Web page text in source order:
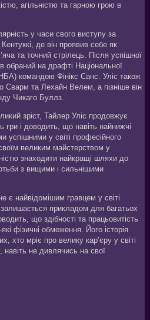
агільністю та гарною грою в
у часи свого виступу за
де він проявив себе як
та точний стрілець. Після успішної
обраний на драфті Національної
командою Фінікс Санс. Уліс також
Сварм та Лехайн Велем, а пізніше він
Чикаго Буллз.
зріст, Тайлер Уліс продовжує
гри і доводить, що навіть найнижчі
успішними у світі професійного
великим майстерством у
знаходити найкращі шляхи до
з вищими і сильнішими
є найвідомішим гравцем у світі
прикладом для багатьох
що здібності та працьовитість
фізичні обмеження. Його історія
хто мріє про велику кар’єру у світі
навіть не дивлячись на свої